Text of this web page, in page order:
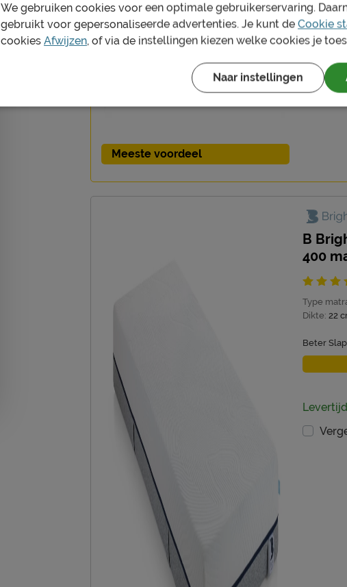
Meeste voordeel
B
400
Type
Dikte: 22
Beter
We gebruiken cookies voor een optimale gebruikerservaring.
gebruikt voor gepersonaliseerde advertenties. Je kunt de Cookie
cookies Afwijzen, of via de instellingen kiezen welke cookies je
Naar instellingen